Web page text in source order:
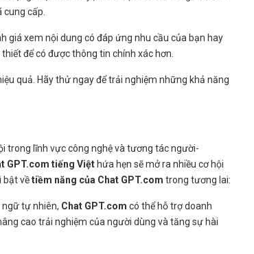
cấp.
giá xem nội dung có đáp ứng nhu cầu của bạn hay
để có được thông tin chính xác hơn.
quả. Hãy thử ngay để trải nghiệm những khả năng
trong lĩnh vực công nghệ và tương tác người-
GPT.com tiếng Việt hứa hẹn sẽ mở ra nhiều cơ hội
bật vềtiềm năng của Chat GPT.com trong tương lai:
ngữ tự nhiên, Chat GPT.com có thể hỗ trợ doanh
cao trải nghiệm của người dùng và tăng sự hài